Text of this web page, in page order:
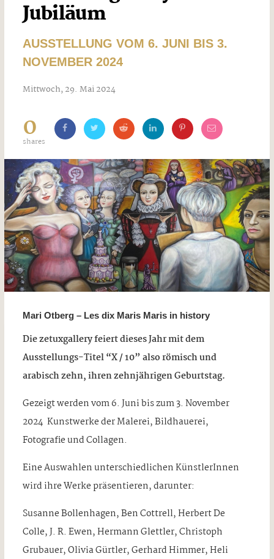
Jubiläum
AUSSTELLUNG VOM 6. JUNI BIS 3.
NOVEMBER 2024
Mittwoch, 29. Mai 2024
0
shares
Mari Otberg – Les dix Maris Maris in history
Die zetuxgallery feiert dieses Jahr mit dem
Ausstellungs-Titel “X / 10” also römisch und
arabisch zehn, ihren zehnjährigen Geburtstag.
Gezeigt werden vom 6. Juni bis zum 3. November
2024 Kunstwerke der Malerei, Bildhauerei,
Fotografie und Collagen.
Eine Auswahlen unterschiedlichen KünstlerInnen
wird ihre Werke präsentieren, darunter:
Susanne Bollenhagen, Ben Cottrell, Herbert De
Colle, J. R. Ewen, Hermann Glettler, Christoph
Grubauer, Olivia Gürtler, Gerhard Himmer, Heli